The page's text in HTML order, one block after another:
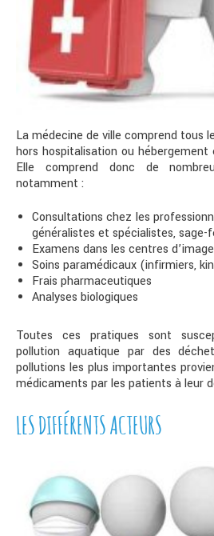
La médecine de ville comprend tous
hors hospitalisation ou
Elle comprend donc de
notamment :
Consultations chez les
généralistes et spécialistes,
Examens dans les centres
Soins paramédicaux (infirmiers,
Frais pharmaceutiques
Analyses biologiques
Toutes ces pratiques sont
pollution aquatique par des
pollutions les plus importantes
médicaments par les patients à leur
LES DIFFÉRENTS ACTEURS